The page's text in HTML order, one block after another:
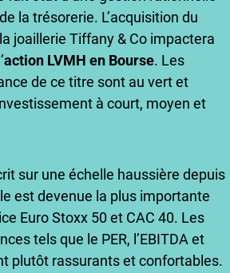
la trésorerie. L’acquisition du
joaillerie Tiffany & Co impactera
action LVMH en Bourse. Les
de ce titre sont au vert et
à court, moyen et
sur une échelle haussière depuis
est devenue la plus importante
Euro Stoxx 50 et CAC 40. Les
tels que le PER, l’EBITDA et
plutôt rassurants et confortables.